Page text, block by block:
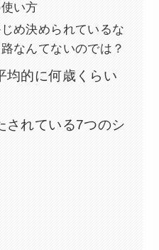
い方
め決められているな
なんてないのでは？
均的に何歳くらい
されている7つのシ